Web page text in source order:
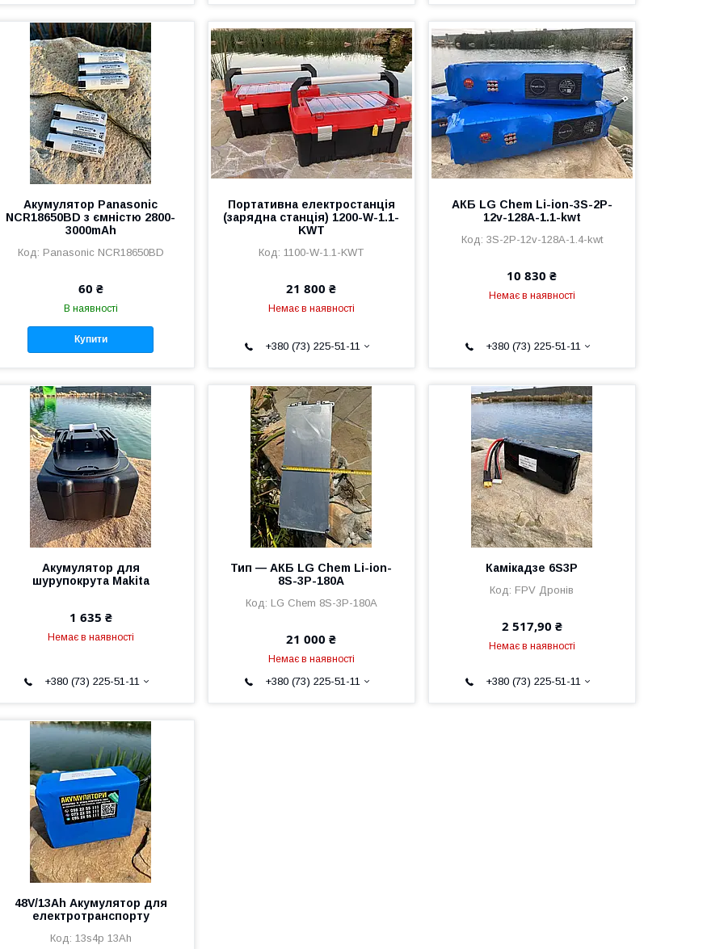
Акумулятор Panasonic
NCR18650BD з ємністю 2800-
3000mAh
Panasonic NCR18650BD
60 ₴
В наявності
Купити
Портативна електростанція
(зарядна станція) 1200-W-1.1-
KWT
1100-W-1.1-KWT
21 800 ₴
Немає в наявності
+380 (73) 225-51-11
АКБ LG Chem Li-ion-3S-2P-
12v-128A-1.1-kwt
3S-2P-12v-128A-1.4-kwt
10 830 ₴
Немає в наявності
+380 (73) 225-51-11
Акумулятор для
шурупокрута Makita
1 635 ₴
Немає в наявності
+380 (73) 225-51-11
Тип — АКБ LG Chem Li-ion-
8S-3P-180A
LG Chem 8S-3P-180A
21 000 ₴
Немає в наявності
+380 (73) 225-51-11
Камікадзе 6S3P
FPV Дронів
2 517,90 ₴
Немає в наявності
+380 (73) 225-51-11
48V/13Ah Акумулятор для
електротранспорту
13s4p 13Ah